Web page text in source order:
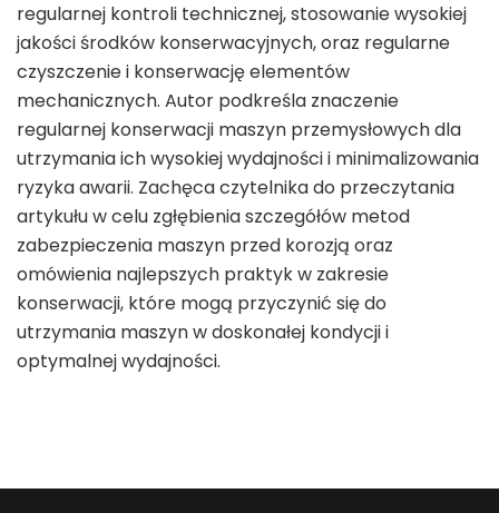
regularnej kontroli technicznej, stosowanie wysokiej
jakości środków konserwacyjnych, oraz regularne
czyszczenie i konserwację elementów
mechanicznych. Autor podkreśla znaczenie
regularnej konserwacji maszyn przemysłowych dla
utrzymania ich wysokiej wydajności i minimalizowania
ryzyka awarii. Zachęca czytelnika do przeczytania
artykułu w celu zgłębienia szczegółów metod
zabezpieczenia maszyn przed korozją oraz
omówienia najlepszych praktyk w zakresie
konserwacji, które mogą przyczynić się do
utrzymania maszyn w doskonałej kondycji i
optymalnej wydajności.